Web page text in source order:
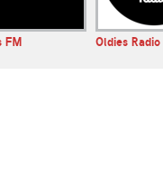
FM Oldies Radio